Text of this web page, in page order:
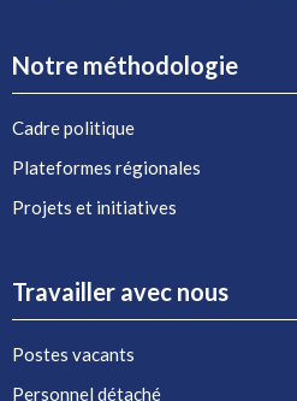
Notre méthodologie
Cadre politique
Plateformes régionales
Projets et initiatives
Travailler avec nous
Postes vacants
Personnel détaché